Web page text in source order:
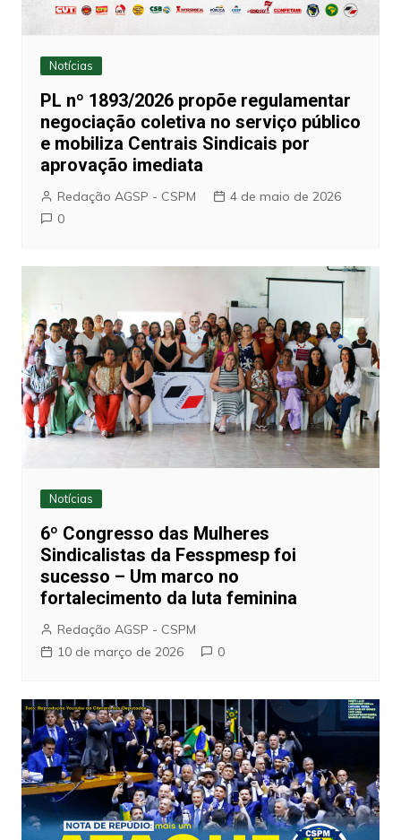
Notícias
PL nº 1893/2026 propõe regulamentar
negociação coletiva no serviço público
e mobiliza Centrais Sindicais por
aprovação imediata
Redação AGSP - CSPM
4 de maio de 2026
0
Notícias
6º Congresso das Mulheres
Sindicalistas da Fesspmesp foi
sucesso – Um marco no
fortalecimento da luta feminina
Redação AGSP - CSPM
10 de março de 2026
0